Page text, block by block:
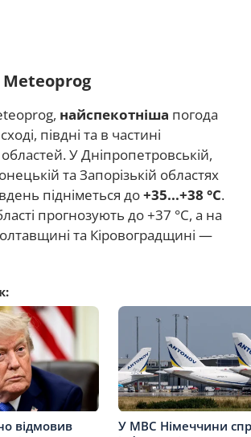
Meteoprog
найспекотніша погода
півдні та в частині
У Дніпропетровській,
та Запорізькій областях
підніметься до+35...+38 °C.
прогнозують до +37 °C, а на
та Кіровоградщині —
відмовив
У МВС Німеччини